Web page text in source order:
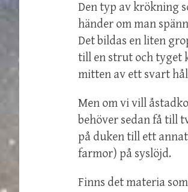
Den typ av krökning
händer om man
Det bildas en liten
till en strut och tyget
mitten av ett svart
Men om vi vill
behöver sedan få till
på duken till ett
farmor) på syslöjd.
Finns det materia